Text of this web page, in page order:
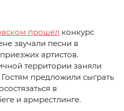
прошел конкурс
звучали песни в
артистов.
территории заняли
предложили сыграть
в
и армрестлинге.